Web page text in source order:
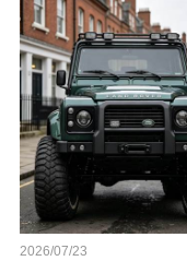
2026/07/23